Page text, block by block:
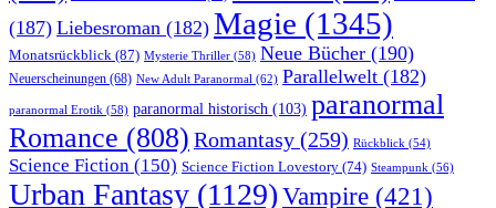
(187) Liebesroman (182) Magie (1345)
Monatsrückblick (87) Mysterie Thriller (58) Neue Bücher (190)
Neuerscheinungen (68) New Adult Paranormal (62) Parallelwelt (182)
paranormal Erotik (58) paranormal historisch (103) paranormal
Romance (808) Romantasy (259) Rückblick (54)
Science Fiction (150) Science Fiction Lovestory (74) Steampunk (56)
Urban Fantasy (1129) Vampire (421)